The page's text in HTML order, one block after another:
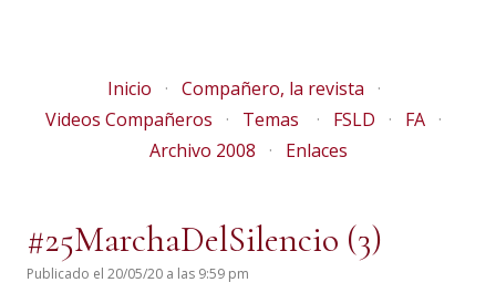
Inicio
Compañero, la revista
Videos Compañeros
Temas FSLD
FA
Archivo 2008
Enlaces
#25MarchaDelSilencio (3)
Publicado el 20/05/20 a las 9:59 pm